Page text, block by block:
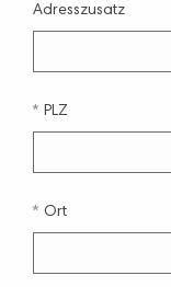
Adresszusatz
PLZ
Ort